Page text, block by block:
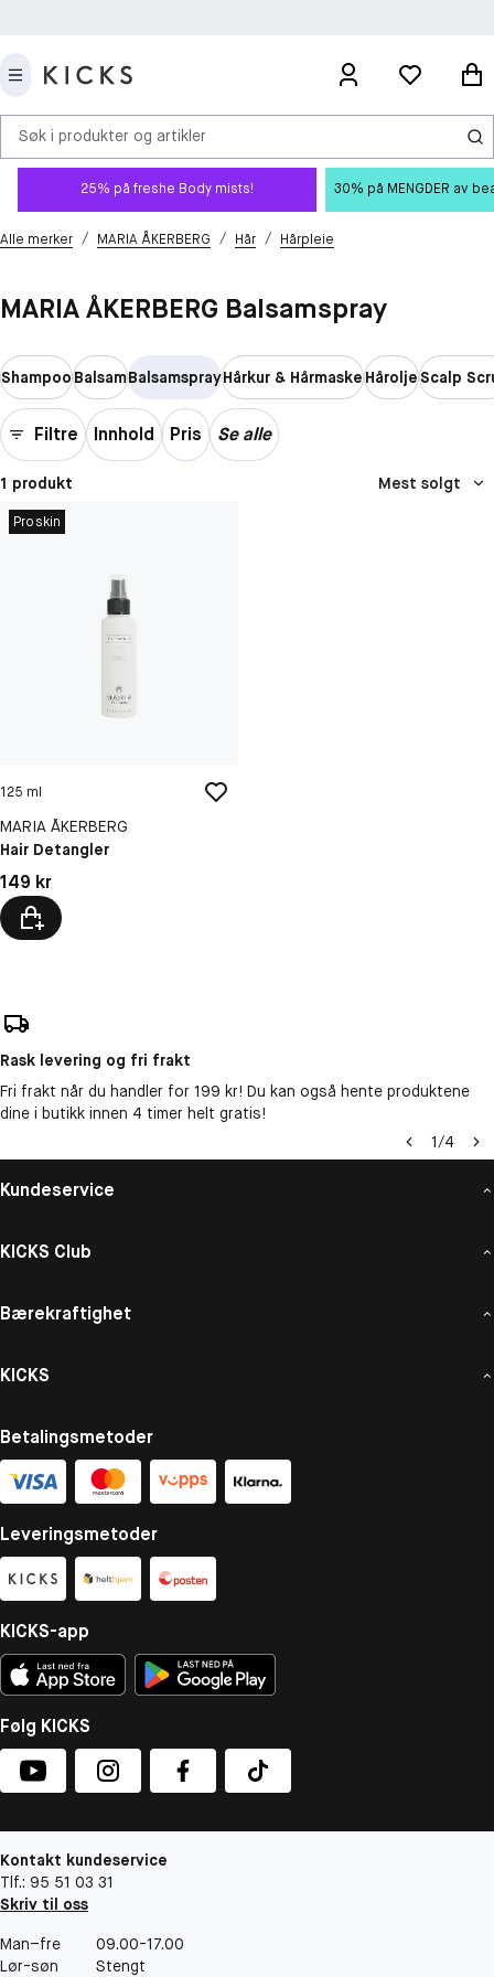
Søk i produkter og artikler
25% på freshe Body mists! 30% på MENGDER av
Alle merker / MARIA ÅKERBERG / Hår / Hårpleie
MARIA ÅKERBERG Balsamspray
ShampooBalsamBalsamsprayHårkur & HårmaskeHåroljeScalp
Filtre Innhold Pris Se alle
1 produkt Mest solgt
Proskin
125 ml
MARIA ÅKERBERG
Hair Detangler
Pris: 149 kr
149 kr
Rask levering og fri frakt
Fri frakt når du handler for 199 kr! Du kan også hente produktene
dine i butikk innen 4 timer helt gratis!
1/4
Kundeservice
KICKS Club
Bærekraftighet
KICKS
Betalingsmetoder
Leveringsmetoder
KICKS-app
Følg KICKS
Kontakt kundeservice
Tlf.: 95 51 03 31
Skriv til oss
Man–fre
09.00-17.00
Lør-søn
Stengt